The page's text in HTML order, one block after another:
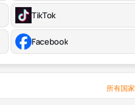
TikTok
Facebook
所有国家